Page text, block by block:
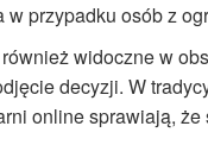
przypadku osób z
widoczne w
decyzji. W
online sprawiają,